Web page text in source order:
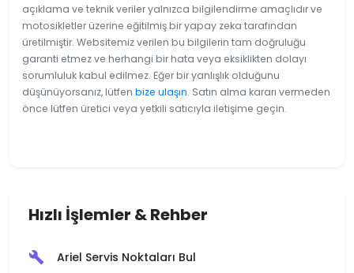
açıklama ve teknik veriler yalnızca bilgilendirme amaçlıdır ve
motosikletler üzerine eğitilmiş bir yapay zeka tarafından
üretilmiştir. Websitemiz verilen bu bilgilerin tam doğruluğu
garanti etmez ve herhangi bir hata veya eksiklikten dolayı
sorumluluk kabul edilmez. Eğer bir yanlışlık olduğunu
düşünüyorsanız, lütfen bize ulaşın. Satın alma kararı vermeden
önce lütfen üretici veya yetkili satıcıyla iletişime geçin.
Hızlı İşlemler & Rehber
build Ariel Servis Noktaları Bul